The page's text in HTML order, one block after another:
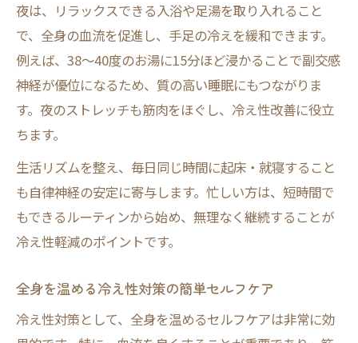
冷え性改善に効く全身温活の具体的な手順
冷え性に効いた方法を組み合わせて実践
体を芯から温める冷え性軽減法の選び方
食事とストレッチで冷え性を根本から改善へ
冷え性軽減に効く食事と栄養素の選び方
冷え性対策におすすめの食材と調理法紹介
冷え性軽減を目指す食事と運動習慣の工夫
冷え性改善に役立つストレッチ実践ポイン
冷え性に効く飲み物や成分を選ぶコツとは
冷え性軽減におすすめの飲み物と成分解説
夜は、リラックスできる入浴や足湯を取り入れること
で、全身の血流を促進し、手足の冷えを緩和できます。
例えば、38〜40度のお湯に15分ほど浸かることで副交感
神経が優位になるため、質の高い睡眠にもつながりま
す。夜のストレッチも筋肉をほぐし、冷え性改善に役立
ちます。
生活リズムを整え、毎日同じ時間に起床・就寝すること
も自律神経の安定に寄与します。忙しい方は、短時間で
もできるルーティンから始め、無理なく継続することが
冷え性軽減のポイントです。
全身を温める冷え性対策の簡単セルフケア
冷え性対策として、全身を温めるセルフケアは非常に効